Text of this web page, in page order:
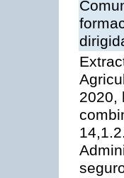
2020,